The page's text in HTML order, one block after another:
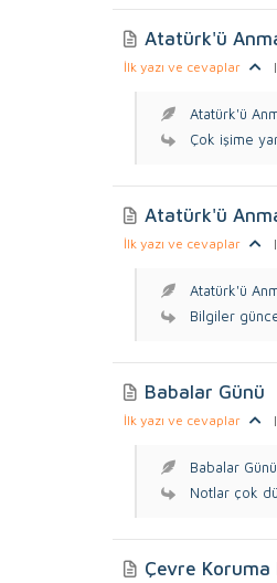
Atatürk'ü
İlk yazı ve cevaplar |
Atatürk'ü
Çok işime
Atatürk'ü
İlk yazı ve cevaplar |
Atatürk'ü
Bilgiler
Babalar Günü
İlk yazı ve cevaplar |
Babalar
Notlar çok
Çevre Koruma